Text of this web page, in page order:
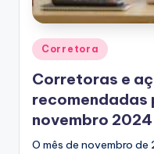
Posted
in
Corretora
Corretoras e
recomendadas
novembro 2024
O mês de novembro